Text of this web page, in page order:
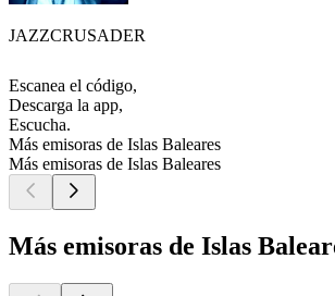
JAZZCRUSADER
Escanea el código,
Descarga la app,
Escucha.
Más emisoras de Islas Baleares
Más emisoras de Islas Baleares
Más emisoras de Islas